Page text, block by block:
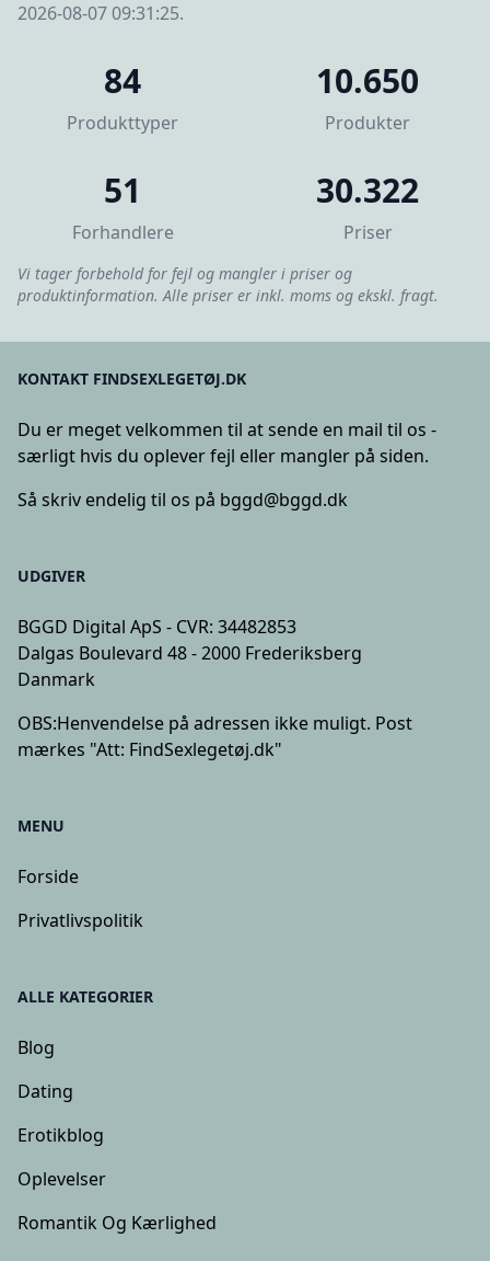
2026-08-07 09:31:25.
84
Produkttyper
10.650
Produkter
51
Forhandlere
30.322
Priser
Vi tager forbehold for fejl og mangler i priser og
produktinformation. Alle priser er inkl. moms og ekskl. fragt.
KONTAKT FINDSEXLEGETØJ.DK
Du er meget velkommen til at sende en mail til os -
særligt hvis du oplever fejl eller mangler på siden.
Så skriv endelig til os på bggd@bggd.dk
UDGIVER
BGGD Digital ApS - CVR: 34482853
Dalgas Boulevard 48 - 2000 Frederiksberg
Danmark
OBS:Henvendelse på adressen ikke muligt. Post
mærkes "Att: FindSexlegetøj.dk"
MENU
Forside
Privatlivspolitik
ALLE KATEGORIER
Blog
Dating
Erotikblog
Oplevelser
Romantik Og Kærlighed